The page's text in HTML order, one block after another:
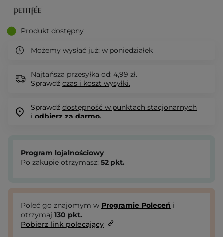
Produkt dostępny
Możemy wysłać już: w poniedziałek
Najtańsza przesyłka od: 4,99 zł.
Sprawdź czas i koszt wysyłki.
Sprawdź dostępność w punktach stacjonarnych
i odbierz za darmo.
Program lojalnościowy
Po zakupie otrzymasz: 52 pkt.
Poleć go znajomym w Programie Poleceń i
otrzymaj 130 pkt.
Pobierz link polecający